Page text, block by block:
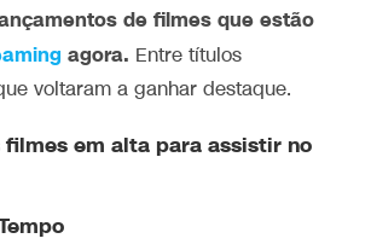
de filmes que estão
agora. Entre títulos
voltaram a ganhar destaque.
em alta para assistir no